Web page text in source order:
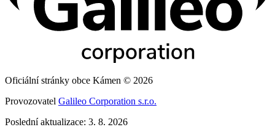
Oficiální stránky obce Kámen © 2026
Provozovatel Galileo Corporation s.r.o.
Poslední aktualizace: 3. 8. 2026